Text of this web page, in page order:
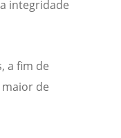
integridade
a fim de
de